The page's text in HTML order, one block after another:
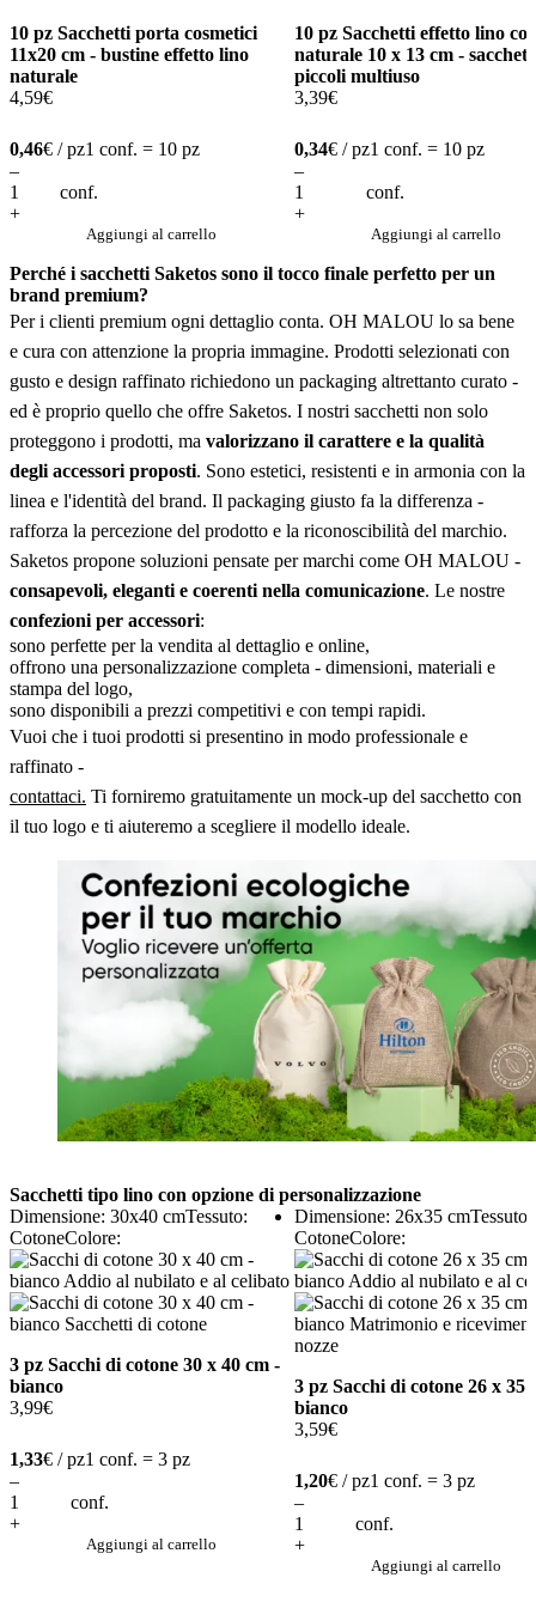
10 pz Sacchetti porta cosmetici
11x20 cm - bustine effetto lino
naturale
4,59€
0,46€ / pz1 conf. = 10 pz
–
conf.
+
Aggiungi al carrello
10 pz Sacchetti effetto lino
naturale 10 x 13 cm -
piccoli multiuso
3,39€
0,34€ / pz1 conf. = 10 pz
–
conf.
+
Aggiungi al carrello
Perché i sacchetti Saketos sono il tocco finale perfetto per un
brand premium?
Per i clienti premium ogni dettaglio conta. OH MALOU lo sa bene
e cura con attenzione la propria immagine. Prodotti selezionati con
gusto e design raffinato richiedono un packaging altrettanto curato -
ed è proprio quello che offre Saketos. I nostri sacchetti non solo
proteggono i prodotti, ma valorizzano il carattere e la qualità
degli accessori proposti. Sono estetici, resistenti e in armonia con la
linea e l'identità del brand. Il packaging giusto fa la differenza -
rafforza la percezione del prodotto e la riconoscibilità del marchio.
Saketos propone soluzioni pensate per marchi come OH MALOU -
consapevoli, eleganti e coerenti nella comunicazione. Le nostre
confezioni per accessori:
sono perfette per la vendita al dettaglio e online,
offrono una personalizzazione completa - dimensioni, materiali e
stampa del logo,
sono disponibili a prezzi competitivi e con tempi rapidi.
Vuoi che i tuoi prodotti si presentino in modo professionale e
raffinato -
contattaci. Ti forniremo gratuitamente un mock-up del sacchetto con
il tuo logo e ti aiuteremo a scegliere il modello ideale.
Sacchetti tipo lino con opzione di personalizzazione
Dimensione: 30x40 cmTessuto:
CotoneColore:
3 pz Sacchi di cotone 30 x 40 cm -
bianco
3,99€
1,33€ / pz1 conf. = 3 pz
–
conf.
+
Aggiungi al carrello
Dimensione: 26x35 cmTessuto:
CotoneColore:
3 pz Sacchi di cotone 26 x 35
bianco
3,59€
1,20€ / pz1 conf. = 3 pz
–
conf.
+
Aggiungi al carrello